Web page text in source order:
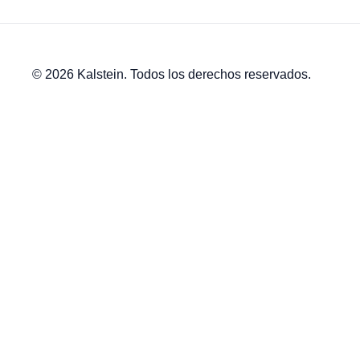
© 2026 Kalstein. Todos los derechos reservados.